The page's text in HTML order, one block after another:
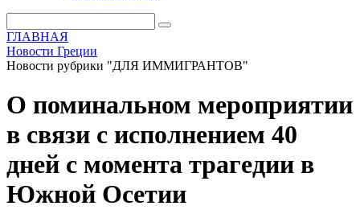
ГЛАВНАЯ
Новости Греции
Новости рубрики "ДЛЯ ИММИГРАНТОВ"
О поминальном мероприятии
в связи с исполнением 40
дней с момента трагедии в
Южной Осетии